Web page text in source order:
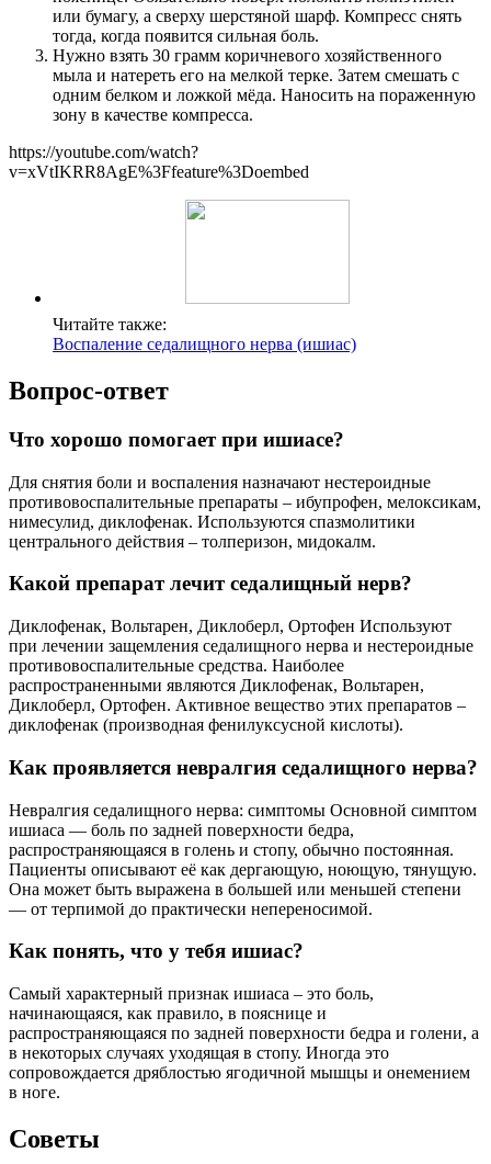
или бумагу, а сверху шерстяной шарф. Компресс снять
тогда, когда появится сильная боль.
Нужно взять 30 грамм коричневого хозяйственного
мыла и натереть его на мелкой терке. Затем смешать с
одним белком и ложкой мёда. Наносить на пораженную
зону в качестве компресса.
https://youtube.com/watch?
v=xVtIKRR8AgE%3Ffeature%3Doembed
Читайте также:
Воспаление седалищного нерва (ишиас)
Вопрос-ответ
Что хорошо помогает при ишиасе?
Для снятия боли и воспаления назначают нестероидные
противовоспалительные препараты – ибупрофен, мелоксикам,
нимесулид, диклофенак. Используются спазмолитики
центрального действия – толперизон, мидокалм.
Какой препарат лечит седалищный нерв?
Диклофенак, Вольтарен, Диклоберл, Ортофен Используют
при лечении защемления седалищного нерва и нестероидные
противовоспалительные средства. Наиболее
распространенными являются Диклофенак, Вольтарен,
Диклоберл, Ортофен. Активное вещество этих препаратов –
диклофенак (производная фенилуксусной кислоты).
Как проявляется невралгия седалищного нерва?
Невралгия седалищного нерва: симптомы Основной симптом
ишиаса — боль по задней поверхности бедра,
распространяющаяся в голень и стопу, обычно постоянная.
Пациенты описывают её как дергающую, ноющую, тянущую.
Она может быть выражена в большей или меньшей степени
— от терпимой до практически непереносимой.
Как понять, что у тебя ишиас?
Самый характерный признак ишиаса – это боль,
начинающаяся, как правило, в пояснице и
распространяющаяся по задней поверхности бедра и голени, а
в некоторых случаях уходящая в стопу. Иногда это
сопровождается дряблостью ягодичной мышцы и онемением
в ноге.
Советы